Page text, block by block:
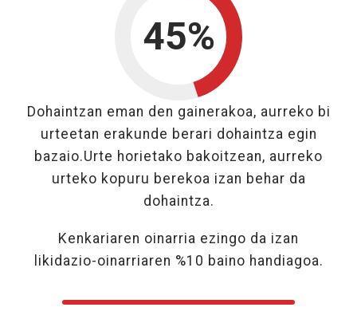
45%
45%
Dohaintzan eman den gainerakoa, aurreko bi
urteetan erakunde berari dohaintza egin
bazaio.Urte horietako bakoitzean, aurreko
urteko kopuru berekoa izan behar da
dohaintza.
Kenkariaren oinarria ezingo da izan
likidazio-oinarriaren %10 baino handiagoa.